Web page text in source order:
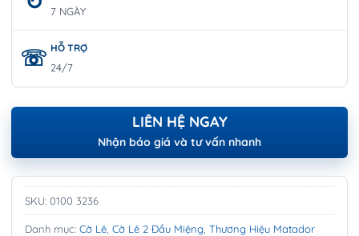
7 NGÀY
HỖ TRỢ
24/7
LIÊN HỆ NGAY
Nhận báo giá và tư vấn nhanh
SKU: 0100 3236
Danh mục: Cờ Lê Cờ Lê 2 Đầu Miệng Thương Hiệu Matador